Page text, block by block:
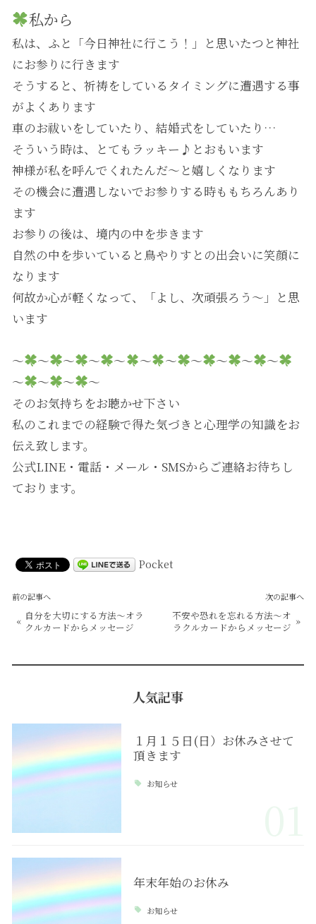
私から
私は、ふと「今日神社に行こう！」と思いたつと神社
にお参りに行きます
そうすると、祈祷をしているタイミングに遭遇する事
がよくあります
車のお祓いをしていたり、結婚式をしていたり…
そういう時は、とてもラッキー♪とおもいます
神様が私を呼んでくれたんだ～と嬉しくなります
その機会に遭遇しないでお参りする時ももちろんあり
ます
お参りの後は、境内の中を歩きます
自然の中を歩いていると鳥やりすとの出会いに笑顔に
なります
何故か心が軽くなって、「よし、次頑張ろう～」と思
います
～ ～ ～ ～ ～ ～ ～ ～ ～ ～
～
～
～ ～
～
そのお気持ちをお聴かせ下さい
私のこれまでの経験で得た気づきと心理学の知識をお
伝え致します。
公式LINE・電話・メール・SMSからご連絡お待ちし
ております。
Pocket
前の記事へ
« 自分を大切にする方法～オラ
クルカードからメッセージ
次の記事へ
不安や恐れを忘れる方法～オ
ラクルカードからメッセージ »
人気記事
１月１５日(日）お休みさせて
頂きます
お知らせ
年末年始のお休み
お知らせ